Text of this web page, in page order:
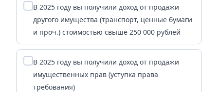
В 2025 году вы получили доход от продажи
другого имущества (транспорт, ценные бумаги
и проч.) стоимостью свыше 250 000 рублей
В 2025 году вы получили доход от продажи
имущественных прав (уступка права
требования)